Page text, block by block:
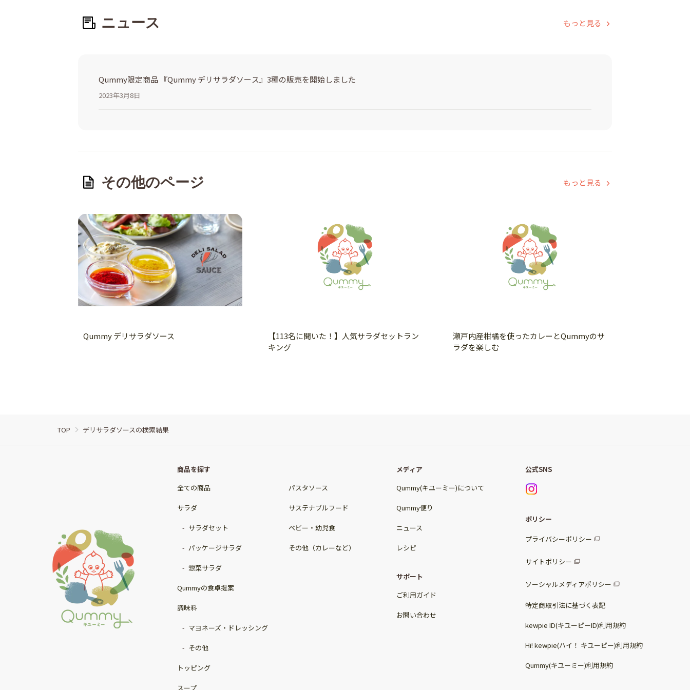
ニュース もっと見る
Qummy限定商品 『Qummy デリサラダソース』3種の販売を開始しました
2023年3月8日
その他のページ もっと見る
Qummy デリサラダソース
【113名に聞いた！】人気サラダセットラン
キング
瀬戸内産柑橘を使ったカレーとQummyのサ
ラダを楽しむ
TOP デリサラダソースの検索結果
商品を探す
全ての商品
サラダ
サラダセット
パッケージサラダ
惣菜サラダ
Qummyの食卓提案
調味料
マヨネーズ・ドレッシング
その他
トッピング
スープ
パスタソース
サステナブルフード
ベビー・幼児食
その他（カレーなど）
メディア
Qummy(キユーミー)について
Qummy便り
ニュース
レシピ
サポート
ご利用ガイド
お問い合わせ
公式SNS
ポリシー
プライバシーポリシー
サイトポリシー
ソーシャルメディアポリシー
特定商取引法に基づく表記
kewpie ID(キユーピーID)利用規約
Hi! kewpie(ハイ！ キユーピー)利用規約
Qummy(キユーミー)利用規約